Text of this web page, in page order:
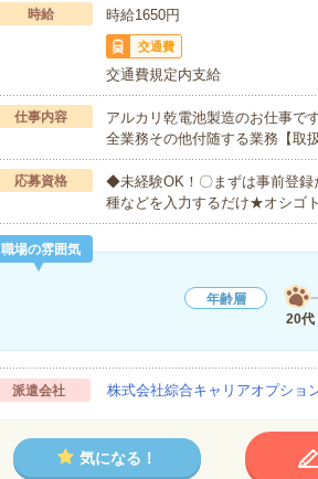
時給 時給1650円
交通費
交通費規定内支給
仕事内容
アルカリ乾電池製造のお仕事で
全業務その他付随する業務【取
応募資格
◆未経験OK！〇まずは事前登
種などを入力するだけ★オシゴ
職場の雰囲気
年齢層
20代
派遣会社 株式会社綜合キャリアオプショ
気になる！